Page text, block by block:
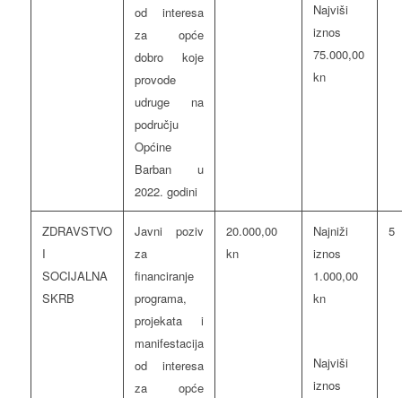
od interesa
za opće
dobro koje
provode
udruge na
području
Općine
Barban u
2022. godini
Najviši
iznos
75.000,00
kn
ZDRAVSTVO
I
SOCIJALNA
SKRB
Javni poziv
za
financiranje
programa,
projekata i
manifestacija
od interesa
za opće
20.000,00
kn
Najniži
iznos
1.000,00
kn
Najviši
iznos
5